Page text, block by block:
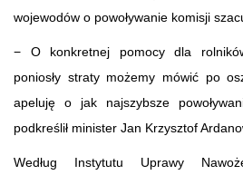
wojewodów o powoływanie komisji
− O konkretnej pomocy dla
poniosły straty możemy mówić po
apeluję o jak najszybsze
podkreślił minister Jan Krzysztof
Według Instytutu Uprawy